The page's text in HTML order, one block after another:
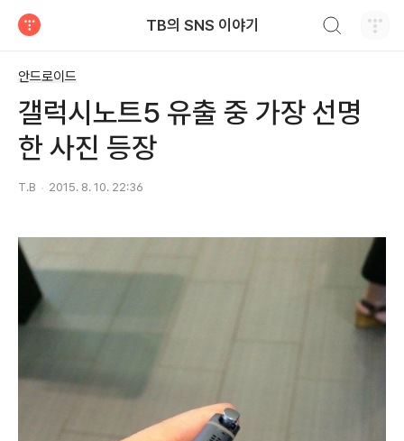
TB의 SNS 이야기
안드로이드
갤럭시노트5 유출 중 가장 선명
한 사진 등장
T.B 2015. 8. 10. 22:36